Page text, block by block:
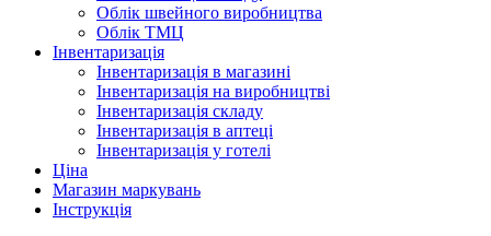
Облік швейного виробництва
Облік ТМЦ
Інвентаризація
Інвентаризація в магазині
Інвентаризація на виробництві
Інвентаризація складу
Інвентаризація в аптеці
Інвентаризація у готелі
Ціна
Магазин маркувань
Інструкція